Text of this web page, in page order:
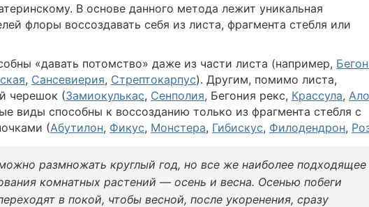
В основе данного метода лежит уникальная
флоры воссоздавать себя из листа, фрагмента стебля или
«давать потомство» даже из части листа (например,
, Сансевиерия, Стрептокарпус). Другим, помимо листа,
черешок (Замиокулькас, Сенполия, Бегония рекс, Крассула,
виды способны к воссозданию только из фрагмента стебля с
(Абутилон, Фикус, Монстера, Гибискус, Филодендрон,
размножать круглый год, но все же наиболее подходящее
комнатных растений — осень и весна. Осенью побеги
в покой, чтобы весной, после укоренения, сразу